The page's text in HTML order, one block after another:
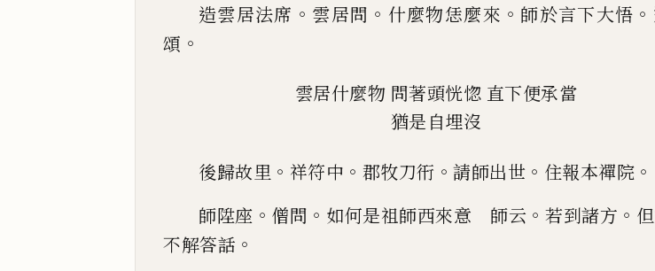
造雲居法席 。 雲居問 。 什麼物恁麼來 。 師於言下大悟 。
頌 。
雲居什麼物 問著頭恍惚 直下便承當
猶是自埋沒
後歸故里 。 祥符中 。 郡牧刀衎 。 請師出世 。 住報本禪院 。
師陞座 。 僧問 。 如何是祖師西來意 師云 。 若到諸方 。
不解答話 。